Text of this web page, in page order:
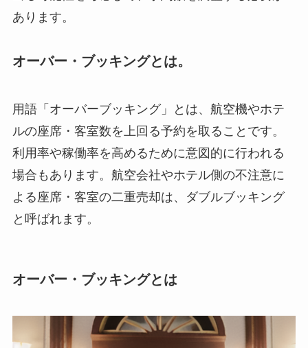
あります。
オーバー・ブッキングとは。
用語「オーバーブッキング」とは、航空機やホテ
ルの座席・客室数を上回る予約を取ることです。
利用率や稼働率を高めるために意図的に行われる
場合もあります。航空会社やホテル側の不注意に
よる座席・客室の二重売却は、ダブルブッキング
と呼ばれます。
オーバー・ブッキングとは